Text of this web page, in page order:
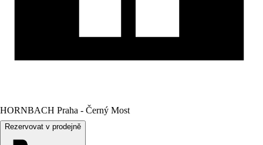
HORNBACH Praha - Černý Most
Rezervovat v prodejně